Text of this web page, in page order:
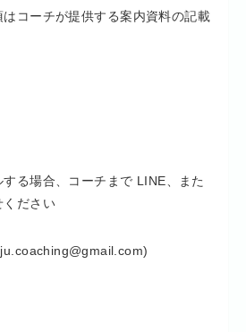
コーチが提供する案内資料の記載
る場合、コーチまで LINE、また
ください